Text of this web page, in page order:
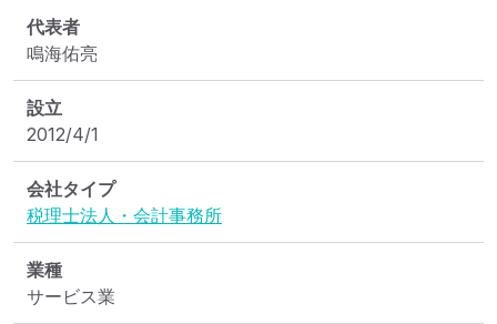
代表者
鳴海佑亮
設立
2012/4/1
会社タイプ
税理士法人・会計事務所
業種
サービス業